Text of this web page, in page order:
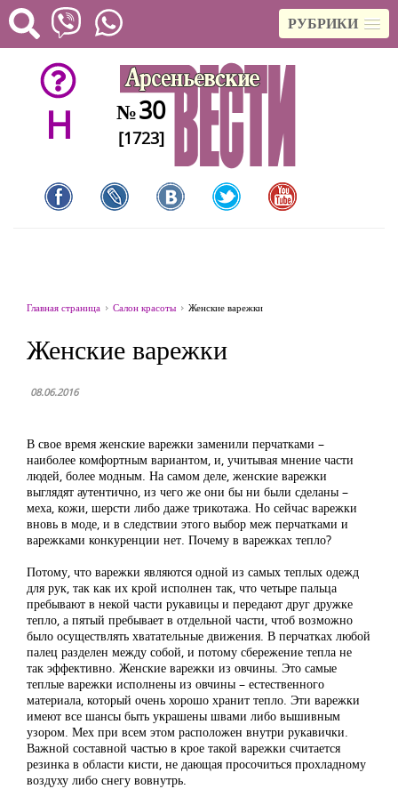
РУБРИКИ
H №30
[1723]
Главная страница Салон красоты Женские варежки
Женские варежки
08.06.2016
В свое время женские варежки заменили перчатками –
наиболее комфортным вариантом, и, учитывая мнение части
людей, более модным. На самом деле, женские варежки
выглядят аутентично, из чего же они бы ни были сделаны –
меха, кожи, шерсти либо даже трикотажа. Но сейчас варежки
вновь в моде, и в следствии этого выбор меж перчатками и
варежками конкуренции нет. Почему в варежках тепло?
Потому, что варежки являются одной из самых теплых одежд
для рук, так как их крой исполнен так, что четыре пальца
пребывают в некой части рукавицы и передают друг дружке
тепло, а пятый пребывает в отдельной части, чтоб возможно
было осуществлять хватательные движения. В перчатках любой
палец разделен между собой, и потому сбережение тепла не
так эффективно. Женские варежки из овчины. Это самые
теплые варежки исполнены из овчины – естественного
материала, который очень хорошо хранит тепло. Эти варежки
имеют все шансы быть украшены швами либо вышивным
узором. Мех при всем этом расположен внутри рукавички.
Важной составной частью в крое такой варежки считается
резинка в области кисти, не дающая просочиться прохладному
воздуху либо снегу вовнутрь.